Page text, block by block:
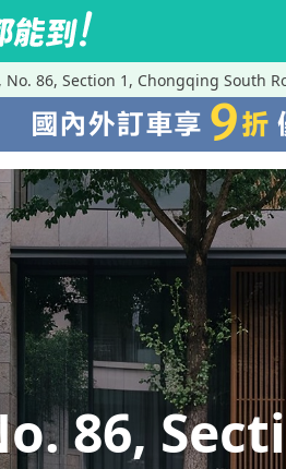
No. 86, Section 1, Chongqing South
86,